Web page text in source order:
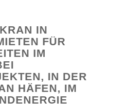
IN
FÜR
IM
IN DER I
HÄFEN, IM B